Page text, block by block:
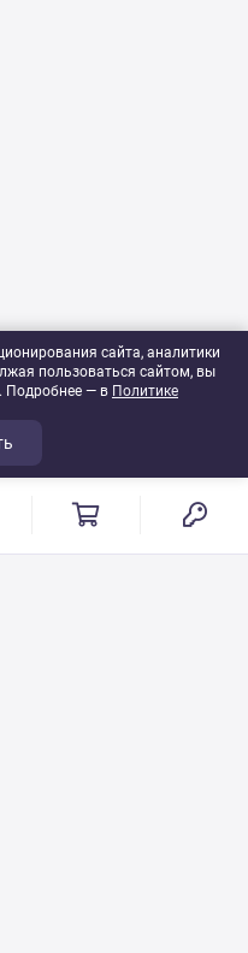
сайта, аналитики
пользоваться сайтом, вы
Подробнее — в Политике